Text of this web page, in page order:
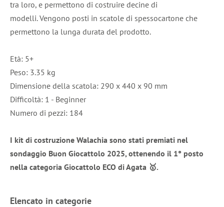
tra loro, e permettono di costruire decine di
modelli. Vengono posti in scatole di spessocartone che
permettono la lunga durata del prodotto.
Età: 5+
Peso: 3.35 kg
Dimensione della scatola: 290 x 440 x 90 mm
Difficoltà: 1 - Beginner
Numero di pezzi: 184
I kit di costruzione Walachia sono stati premiati nel
sondaggio Buon Giocattolo 2025, ottenendo il 1° posto
nella categoria Giocattolo ECO di Agata 🥇.
Elencato in categorie